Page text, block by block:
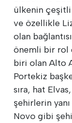
ülkenin
ve özellikle
olan
önemli bir rol
biri olan Alto
Portekiz
sıra, hat
şehirlerin
Novo gibi